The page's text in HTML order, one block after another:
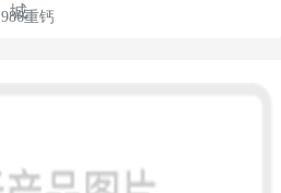
城
986重钙